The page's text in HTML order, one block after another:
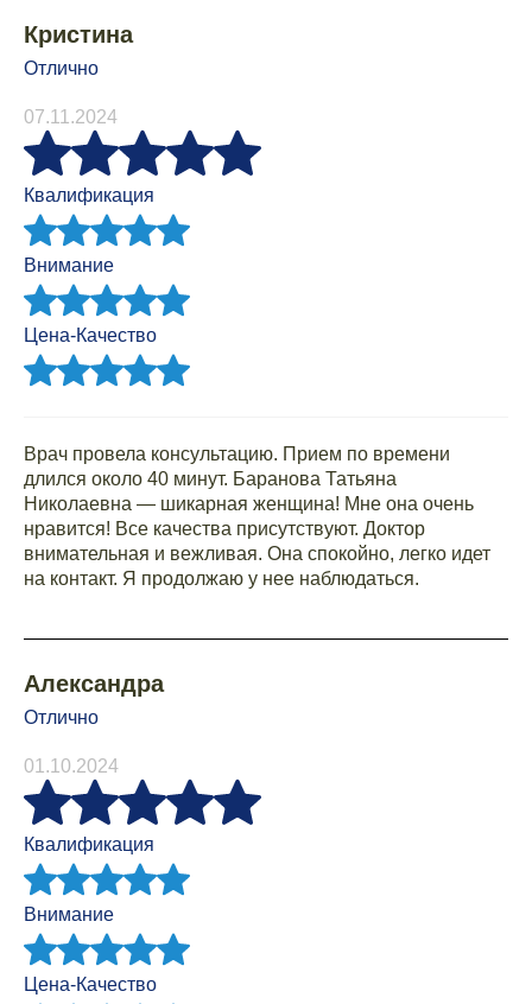
Кристина
Отлично
07.11.2024
Квалификация
Внимание
Цена-Качество
Врач провела консультацию. Прием по времени
длился около 40 минут. Баранова Татьяна
Николаевна — шикарная женщина! Мне она очень
нравится! Все качества присутствуют. Доктор
внимательная и вежливая. Она спокойно, легко идет
на контакт. Я продолжаю у нее наблюдаться.
Александра
Отлично
01.10.2024
Квалификация
Внимание
Цена-Качество